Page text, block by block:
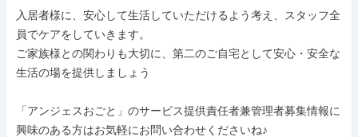
入居者様に、安心して生活していただけるよう考え、スタッフ全
員でケアをしていきます。
ご家族様との関わりも大切に、第二のご自宅として安心・安全な
生活の場を提供しましょう
「アンジェスおごと」のサービス提供責任者兼管理者募集情報に
興味のある方はお気軽にお問い合わせくださいね♪